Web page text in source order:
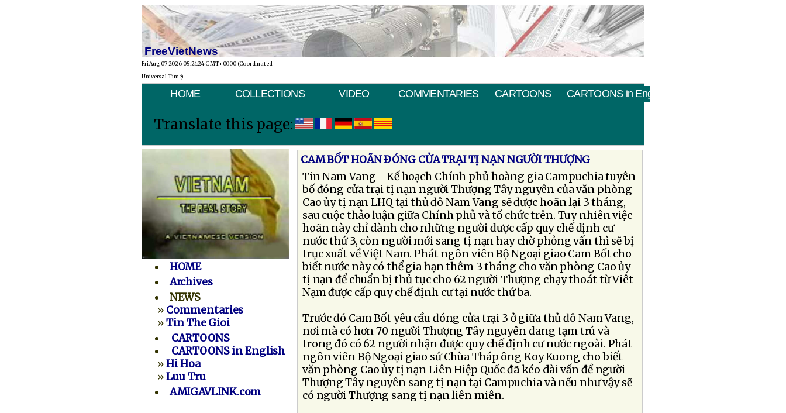
FreeVietNews
Fri Aug 07 2026 05:21:24 GMT+0000 (Coordinated
Universal Time)
HOME COLLECTIONS VIDEO COMMENTARIES CARTOONS CARTOONS in English
Translate this page:
HOME
Archives
NEWS
» Commentaries
»Tin The Gioi
CARTOONS
CARTOONS in English
»Hi Hoa
»Luu Tru
AMIGAVLINK.com
CAM BỐT HOÃN ÐÓNG CỬA TRẠI TỊ NẠN NGƯỜI THƯỢNG
Tin Nam Vang - Kế hoạch Chính phủ hoàng gia Campuchia tuyên
bố đóng cửa trại tị nạn người Thượng Tây nguyên của văn phòng
Cao ủy tị nạn LHQ tại thủ đô Nam Vang sẽ được hoãn lại 3 tháng,
sau cuộc thảo luận giữa Chính phủ và tổ chức trên. Tuy nhiên việc
hoãn này chỉ dành cho những người được cấp quy chế định cư
nước thứ 3, còn người mới sang tị nạn hay chờ phỏng vấn thì sẽ bị
trục xuất về Việt Nam. Phát ngôn viên Bộ Ngoại giao Cam Bốt cho
biết nước này có thể gia hạn thêm 3 tháng cho văn phòng Cao ủy
tị nạn để chuẩn bị thủ tục cho 62 người Thượng chạy thoát từ Viêt
Nạm được cấp quy chế định cư tại nước thứ ba.
Trước đó Cam Bốt yêu cầu đóng cửa trại 3 ở giữa thủ đô Nam Vang,
nơi mà có hơn 70 người Thượng Tây nguyên đang tạm trú và
trong đó có 62 người nhận được quy chế định cư nước ngoài. Phát
ngôn viên Bộ Ngoại giao sứ Chùa Tháp ông Koy Kuong cho biết
văn phòng Cao ủy tị nạn Liên Hiệp Quốc đã kéo dài vấn đề người
Thượng Tây nguyên sang tị nạn tại Campuchia và nếu như vậy sẽ
có người Thượng sang tị nạn liên miên.